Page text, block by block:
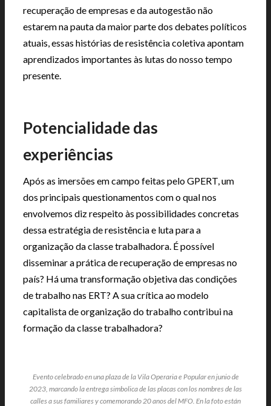
recuperação de empresas e da autogestão não
estarem na pauta da maior parte dos debates políticos
atuais, essas histórias de resistência coletiva apontam
aprendizados importantes às lutas do nosso tempo
presente.
Potencialidade das
experiências
Após as imersões em campo feitas pelo GPERT, um
dos principais questionamentos com o qual nos
envolvemos diz respeito às possibilidades concretas
dessa estratégia de resistência e luta para a
organização da classe trabalhadora. É possível
disseminar a prática de recuperação de empresas no
país? Há uma transformação objetiva das condições
de trabalho nas ERT? A sua crítica ao modelo
capitalista de organização do trabalho contribui na
formação da classe trabalhadora?
Evento celebrado en una plaza de la Vila Operaria e Popular en junio de
2023, marcando la entrega simbolica de las placas con los nombres de las
calles a sus familiares y comemorando 20 anos del MFO. En la foto están